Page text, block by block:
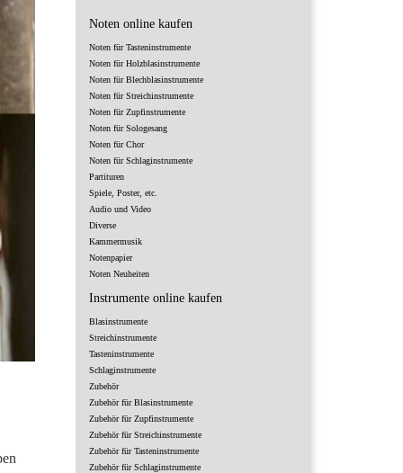
Noten online kaufen
Noten für Tasteninstrumente
Noten für Holzblasinstrumente
Noten für Blechblasinstrumente
Noten für Streichinstrumente
Noten für Zupfinstrumente
Noten für Sologesang
Noten für Chor
Noten für Schlaginstrumente
Partituren
Spiele, Poster, etc.
Audio und Video
Diverse
Kammermusik
Notenpapier
Noten Neuheiten
Instrumente online kaufen
Blasinstrumente
Streichinstrumente
Tasteninstrumente
Schlaginstrumente
Zubehör
Zubehör für Blasinstrumente
Zubehör für Zupfinstrumente
Zubehör für Streichinstrumente
Zubehör für Tasteninstrumente
Zubehör für Schlaginstrumente